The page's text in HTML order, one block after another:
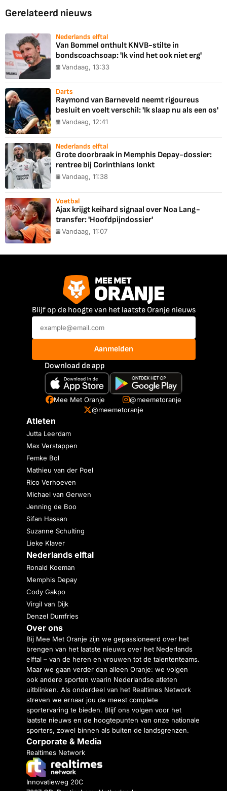
Gerelateerd nieuws
Nederlands elftal
Van Bommel onthult KNVB-stilte in
bondscoachsoap: 'Ik vind het ook niet erg'
Vandaag, 13:33
Darts
Raymond van Barneveld neemt rigoureus
besluit en voelt verschil: 'Ik slaap nu als een os'
Vandaag, 12:41
Nederlands elftal
Grote doorbraak in Memphis Depay-dossier:
rentree bij Corinthians lonkt
Vandaag, 11:38
Voetbal
Ajax krijgt keihard signaal over Noa Lang-
transfer: 'Hoofdpijndossier'
Vandaag, 11:07
Blijf op de hoogte van het laatste Oranje nieuws
Aanmelden
Download de app
Mee Met Oranje
@meemetoranje
@meemetoranje
Atleten
Jutta Leerdam
Max Verstappen
Femke Bol
Mathieu van der Poel
Rico Verhoeven
Michael van Gerwen
Jenning de Boo
Sifan Hassan
Suzanne Schulting
Lieke Klaver
Nederlands elftal
Ronald Koeman
Memphis Depay
Cody Gakpo
Virgil van Dijk
Denzel Dumfries
Over ons
Bij Mee Met Oranje zijn we gepassioneerd over het
brengen van het laatste nieuws over het Nederlands
elftal – van de heren en vrouwen tot de talententeams.
Maar we gaan verder dan alleen Oranje: we volgen
ook andere sporten waarin Nederlandse atleten
uitblinken. Als onderdeel van het Realtimes Network
streven we ernaar jou de meest complete
sportervaring te bieden. Blijf ons volgen voor het
laatste nieuws en de hoogtepunten van onze nationale
sporters, zowel binnen als buiten de landsgrenzen.
Corporate & Media
Realtimes Network
Innovatieweg 20C